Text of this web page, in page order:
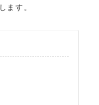
します。